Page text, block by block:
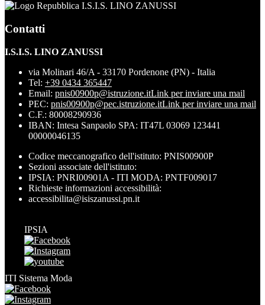
I.S.I.S. LINO ZANUSSI
Contatti
I.S.I.S. LINO ZANUSSI
via Molinari 46/A - 33170 Pordenone (PN) - Italia
Tel: +39 0434 365447
Email: pnis00900p@istruzione.itLink per inviare una mail
PEC: pnis00900p@pec.istruzione.itLink per inviare una mail
C.F.: 80008290936
IBAN: Intesa Sanpaolo SPA: IT47L 03069 123441
00000046135
Codice meccanografico dell'istituto: PNIS00900P
Sezioni associate dell'istituto:
IPSIA: PNRI00901A - ITI MODA: PNTF009017
Richieste informazioni accessibilità:
accessibilita@isiszanussi.pn.it
IPSIA
ITI Sistema Moda